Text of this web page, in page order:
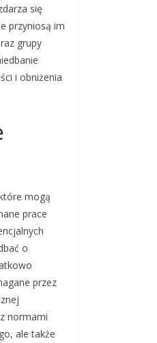
się
przyniosą im
grupy
i obniżenia
mogą
prace
o
przez
normami
ale także